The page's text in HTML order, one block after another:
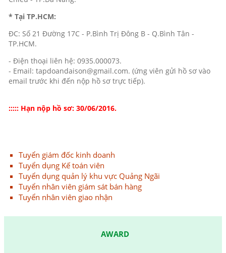
* Tại TP.HCM:
ĐC: Số 21 Đường 17C - P.Bình Trị Đông B - Q.Bình Tân -
TP.HCM.
- Điện thoại liên hệ: 0935.000073.
- Email: tapdoandaison@gmail.com. (ứng viên gửi hồ sơ vào
email trước khi đến nộp hồ sơ trực tiếp).
::::: Hạn nộp hồ sơ: 30/06/2016.
Tuyển giám đốc kinh doanh
Tuyển dụng Kế toán viên
Tuyển dụng quản lý khu vực Quảng Ngãi
Tuyển nhân viên giám sát bán hàng
Tuyển nhân viên giao nhận
AWARD